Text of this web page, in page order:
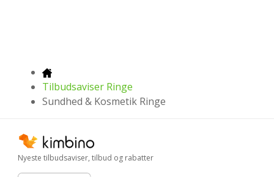
Tilbudsaviser Ringe
Sundhed & Kosmetik Ringe
Nyeste tilbudsaviser, tilbud og rabatter